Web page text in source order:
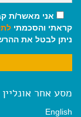
אני מאשר/ת
קראתי והסכמתי
ניתן לבטל את
מסע אחר אונליין
English